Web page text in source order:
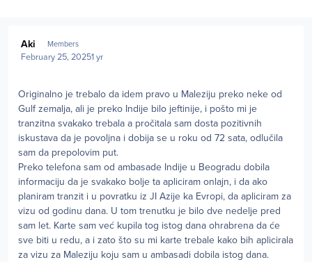
Aki Members
February 25, 20251 yr
Originalno je trebalo da idem pravo u Maleziju preko neke od
Gulf zemalja, ali je preko Indije bilo jeftinije, i pošto mi je
tranzitna svakako trebala a pročitala sam dosta pozitivnih
iskustava da je povoljna i dobija se u roku od 72 sata, odlučila
sam da prepolovim put.
Preko telefona sam od ambasade Indije u Beogradu dobila
informaciju da je svakako bolje ta apliciram onlajn, i da ako
planiram tranzit i u povratku iz JI Azije ka Evropi, da apliciram za
vizu od godinu dana. U tom trenutku je bilo dve nedelje pred
sam let. Karte sam već kupila tog istog dana ohrabrena da će
sve biti u redu, a i zato što su mi karte trebale kako bih aplicirala
za vizu za Maleziju koju sam u ambasadi dobila istog dana.